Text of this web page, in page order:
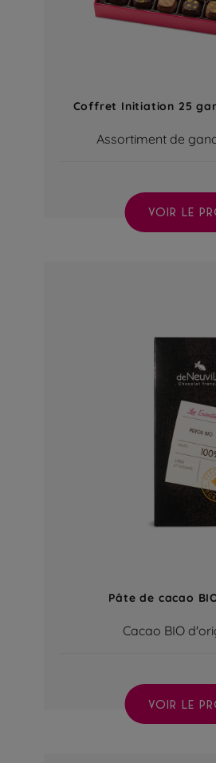
Coffret Initiation 25
Assortiment de
VOIR LE
Pâte de cacao
Cacao BIO
VOIR LE